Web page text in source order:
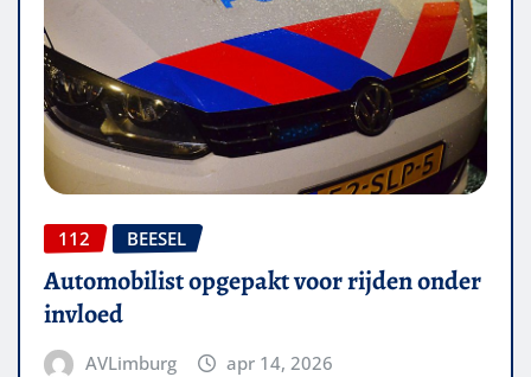
112 BEESEL
Automobilist opgepakt voor rijden onder
invloed
AVLimburg apr 14, 2026